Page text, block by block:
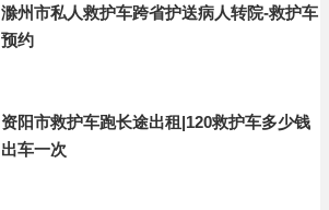
滁州市私人救护车跨省护送病人转院-救护车
预约
资阳市救护车跑长途出租|120救护车多少钱
出车一次